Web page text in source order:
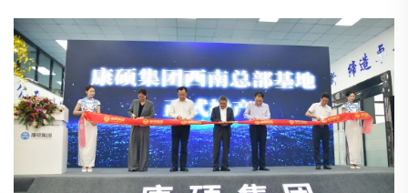
inteligencji ekosystem zapobiegania pożarom lasów i
łąk.